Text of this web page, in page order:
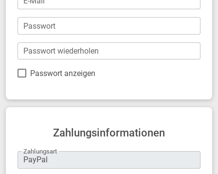
Passwort
Passwort wiederholen
Passwort anzeigen
Zahlungsinformationen
Zahlungsart